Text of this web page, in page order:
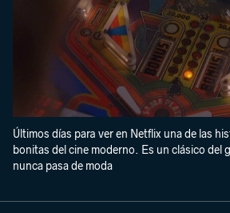
Últimos días para ver en Netflix una de las
bonitas del cine moderno. Es un clásico del
nunca pasa de moda